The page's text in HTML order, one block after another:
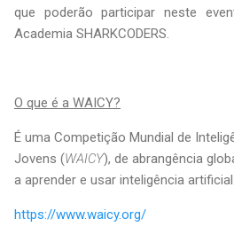
que poderão participar neste
Academia SHARKCODERS.
O que é a WAICY?
É uma Competição Mundial de
Jovens (WAICY), de abrangência
a aprender e usar inteligência artificial.
https://www.waicy.org/